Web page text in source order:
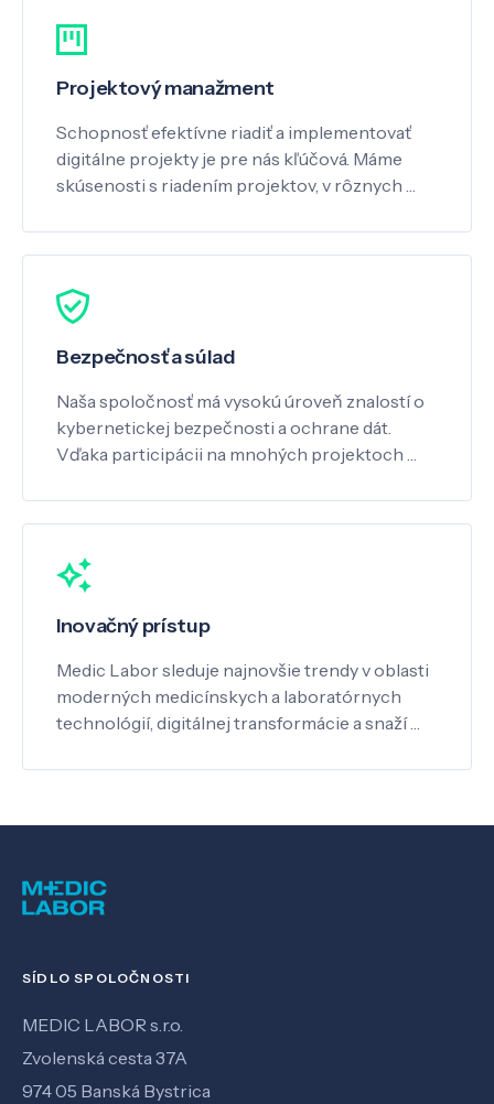
Projektový manažment
Schopnosť efektívne riadiť a implementovať
digitálne projekty je pre nás kľúčová. Máme
skúsenosti s riadením projektov, v rôznych …
Bezpečnosť a súlad
Naša spoločnosť má vysokú úroveň znalostí o
kybernetickej bezpečnosti a ochrane dát.
Vďaka participácii na mnohých projektoch …
Inovačný prístup
Medic Labor sleduje najnovšie trendy v oblasti
moderných medicínskych a laboratórnych
technológií, digitálnej transformácie a snaží …
SÍDLO SPOLOČNOSTI
MEDIC LABOR s.r.o.
Zvolenská cesta 37A
974 05 Banská Bystrica